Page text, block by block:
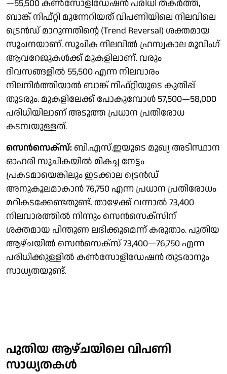
—55,500 കൺസോളിഡേഷൻ പരിധി തകർത്ത്,
ബാങ്ക് നിഫ്റ്റി മുന്നേറിയത് വിപണിയിലെ നിലവിലെ
ട്രെൻഡ് മാറുന്നതിന്റെ (Trend Reversal) ശക്തമായ
സൂചനയാണ്. സൂചിക നിലവിൽ ഹ്രസ്വകാല മൂവിംഗ്
ആവറേജുകൾക്ക് മുകളിലാണ്. വരും
ദിവസങ്ങളിൽ 55,500 എന്ന നിലവാരം
നിലനിർത്തിയാൽ ബാങ്ക് നിഫ്റ്റിയുടെ കുതിപ്പ്
തുടരും. മുകളിലേക്ക് പോകുമ്പോൾ 57,500—58,000
പരിധിയിലാണ് അടുത്ത പ്രധാന പ്രതിരോധ
കടമ്പയുള്ളത്.
സെൻസെക്സ്: ബി.എസ്.ഇയുടെ മുഖ്യ അടിസ്ഥാന
ഓഹരി സൂചികയിൽ മികച്ച നേട്ടം
പ്രകടമായെങ്കിലും ഇടക്കാല ട്രെൻഡ്
അനുകൂലമാകാൻ 76,750 എന്ന പ്രധാന പ്രതിരോധം
മറികടക്കേണ്ടതുണ്ട്. താഴേക്ക് വന്നാൽ 73,400
നിലവാരത്തിൽ നിന്നും സെൻസെക്സിന്
ശക്തമായ പിന്തുണ ലഭിക്കുമെന്ന് കരുതാം. പുതിയ
ആഴ്ചയിൽ സെൻസെക്സ് 73,400—76,750 എന്ന
പരിധിക്കുള്ളിൽ കൺസോളിഡേഷൻ തുടരാനും
സാധ്യതയുണ്ട്.
പുതിയ ആഴ്ചയിലെ വിപണി
സാധ്യതകൾ